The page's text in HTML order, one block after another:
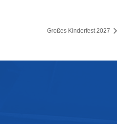
Großes Kinderfest 2027